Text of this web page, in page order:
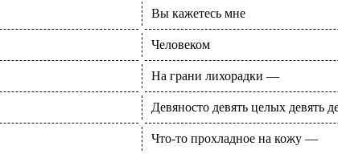
Вы кажетесь мне
Человеком
На грани лихорадки —
Девяносто девять целых девять
Что-то прохладное на кожу —